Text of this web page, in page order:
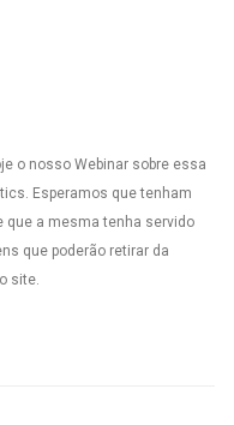
o nosso Webinar sobre essa
Esperamos que tenham
a mesma tenha servido
que poderão retirar da
site.